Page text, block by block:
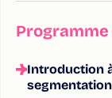
Programme
Introduction